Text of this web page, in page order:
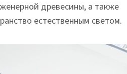
древесины, а также
естественным светом.